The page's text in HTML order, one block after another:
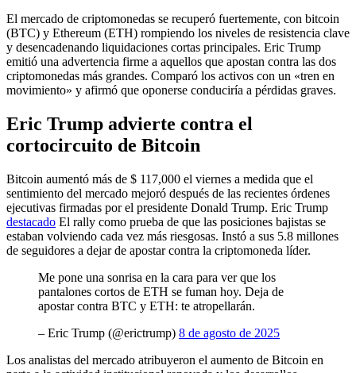
El mercado de criptomonedas se recuperó fuertemente, con bitcoin
(BTC) y Ethereum (ETH) rompiendo los niveles de resistencia clave
y desencadenando liquidaciones cortas principales. Eric Trump
emitió una advertencia firme a aquellos que apostan contra las dos
criptomonedas más grandes. Comparó los activos con un «tren en
movimiento» y afirmó que oponerse conduciría a pérdidas graves.
Eric Trump advierte contra el
cortocircuito de Bitcoin
Bitcoin aumentó más de $ 117,000 el viernes a medida que el
sentimiento del mercado mejoró después de las recientes órdenes
ejecutivas firmadas por el presidente Donald Trump. Eric Trump
destacado El rally como prueba de que las posiciones bajistas se
estaban volviendo cada vez más riesgosas. Instó a sus 5.8 millones
de seguidores a dejar de apostar contra la criptomoneda líder.
Me pone una sonrisa en la cara para ver que los
pantalones cortos de ETH se fuman hoy. Deja de
apostar contra BTC y ETH: te atropellarán.
– Eric Trump (@erictrump) 8 de agosto de 2025
Los analistas del mercado atribuyeron el aumento de Bitcoin en